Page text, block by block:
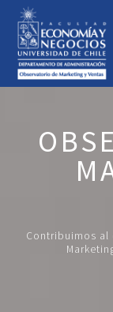
Contribuimos